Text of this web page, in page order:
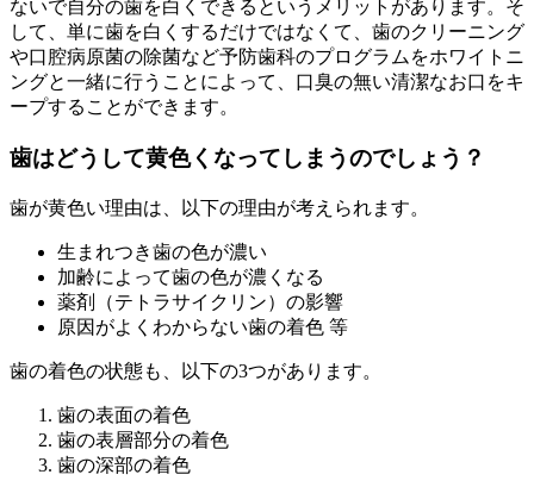
ないで自分の歯を白くできるというメリットがあります。そ
して、単に歯を白くするだけではなくて、歯のクリーニング
や口腔病原菌の除菌など予防歯科のプログラムをホワイトニ
ングと一緒に行うことによって、口臭の無い清潔なお口をキ
ープすることができます。
歯はどうして黄色くなってしまうのでしょう？
歯が黄色い理由は、以下の理由が考えられます。
生まれつき歯の色が濃い
加齢によって歯の色が濃くなる
薬剤（テトラサイクリン）の影響
原因がよくわからない歯の着色 等
歯の着色の状態も、以下の3つがあります。
歯の表面の着色
歯の表層部分の着色
歯の深部の着色